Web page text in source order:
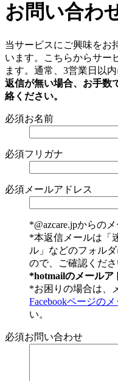
お問い合わ
当サービスにご興味をお
います。こちらからサー
ます。通常、3営業日以
返信が無い場合、お手数
絡ください。
必須お名前
必須フリガナ
必須 メールアドレス
*@azcare.jpからの
*本返信メールは「
ル」などのフォル
ので、ご確認くださ
*hotmailのメールア
*お困りの場合は、
Facebookページの
い。
必須お問い合わせ